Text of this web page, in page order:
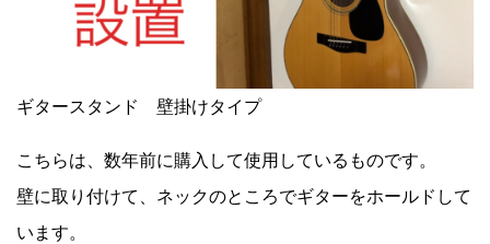
ギタースタンド 壁掛けタイプ
こちらは、数年前に購入して使用しているものです。
壁に取り付けて、ネックのところでギターをホールドして
います。